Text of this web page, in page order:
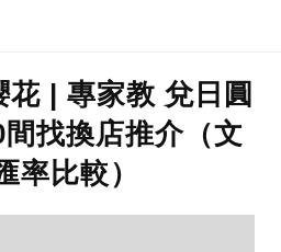
| 專家教 兌日圓
找換店推介（文
率比較）